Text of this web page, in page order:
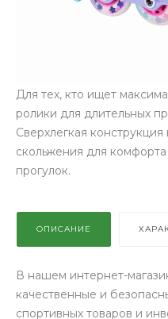
Для тех, кто ищет
ролики для длительных
Сверхлегкая
скольжения для
прогулок.
ОПИСАНИЕ
В нашем интернет-
качественные и
спортивных товаров и